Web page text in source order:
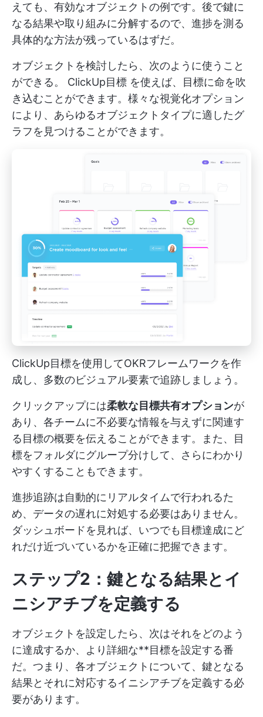
えても、有効なオブジェクトの例です。後で鍵に
なる結果や取り組みに分解するので、進捗を測る
具体的な方法が残っているはずだ。
オブジェクトを検討したら、次のように使うこと
ができる。 ClickUp目標 を使えば、目標に命を吹
き込むことができます。様々な視覚化オプション
により、あらゆるオブジェクトタイプに適したグ
ラフを見つけることができます。
ClickUp目標を使用してOKRフレームワークを作
成し、多数のビジュアル要素で追跡しましょう。
クリックアップには柔軟な目標共有オプションが
あり、各チームに不必要な情報を与えずに関連す
る目標の概要を伝えることができます。また、目
標をフォルダにグループ分けして、さらにわかり
やすくすることもできます。
進捗追跡は自動的にリアルタイムで行われるた
め、データの遅れに対処する必要はありません。
ダッシュボードを見れば、いつでも目標達成にど
れだけ近づいているかを正確に把握できます。
ステップ2：鍵となる結果とイ
ニシアチブを定義する
オブジェクトを設定したら、次はそれをどのよう
に達成するか、より詳細な**目標を設定する番
だ。つまり、各オブジェクトについて、鍵となる
結果とそれに対応するイニシアチブを定義する必
要があります。